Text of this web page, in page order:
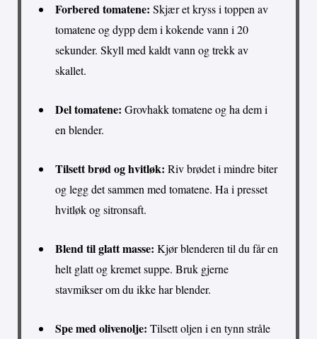
Forbered tomatene: Skjær et kryss i toppen av
tomatene og dypp dem i kokende vann i 20
sekunder. Skyll med kaldt vann og trekk av
skallet.
Del tomatene: Grovhakk tomatene og ha dem i
en blender.
Tilsett brød og hvitløk: Riv brødet i mindre biter
og legg det sammen med tomatene. Ha i presset
hvitløk og sitronsaft.
Blend til glatt masse: Kjør blenderen til du får en
helt glatt og kremet suppe. Bruk gjerne
stavmikser om du ikke har blender.
Spe med olivenolje: Tilsett oljen i en tynn stråle